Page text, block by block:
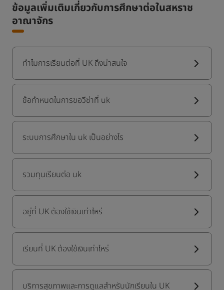
ข้อมูลเพิ่มเติมเกี่ยวกับการศึกษาต่อในสหราช
อาณาจักร
ทำไมการเรียนต่อที่ UK ถึงน่าสนใจ
ข้อกำหนดในการขอวีซ่าที่ uk
ระบบการศึกษาใน uk เป็นอย่างไร
รวมทุนเรียนต่อ uk
อยู่ที่ UK ต้องใช้เงินเท่าไหร่
เรียนที่ UK ต้องใช้เงินเท่าไหร่
บริการสุขภาพและการดูแลสำหรับนักเรียนใน UK